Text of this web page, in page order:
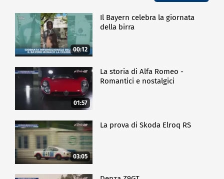
00:12
Il Bayern celebra la giornata
della birra
01:57
La storia di Alfa Romeo -
Romantici e nostalgici
03:05
La prova di Skoda Elroq RS